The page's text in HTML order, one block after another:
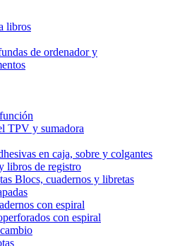
libros
de ordenador y
TPV y sumadora
en caja, sobre y colgantes
libros de registro
Blocs, cuadernos y libretas
con espiral
con espiral